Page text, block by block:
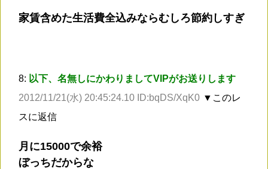
家賃含めた生活費全込みならむしろ節約しすぎ
8: 以下、名無しにかわりましてVIPがお送りします
2012/11/21(水) 20:45:24.10 ID:bqDS/XqK0 ▼このレ
スに返信
月に15000で余裕
ぼっちだからな